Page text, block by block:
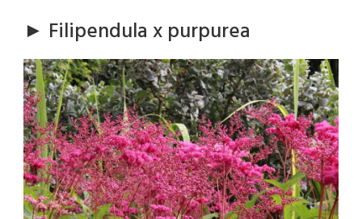
► Filipendula x purpurea